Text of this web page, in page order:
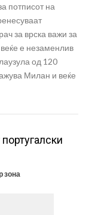
потписот на
за врска важи за
е незаменлив
од 120
Милан и веќе
зона